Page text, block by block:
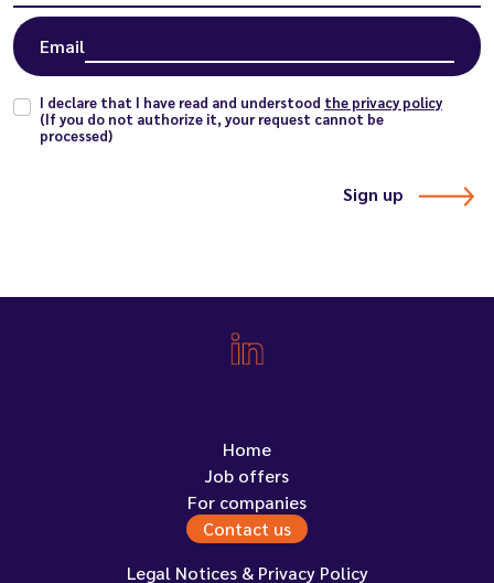
Email
I declare that I have read and understood the privacy policy
(If you do not authorize it, your request cannot be
processed)
Sign up
Legal Notices & Privacy Policy
Home
Job offers
For companies
Contact us